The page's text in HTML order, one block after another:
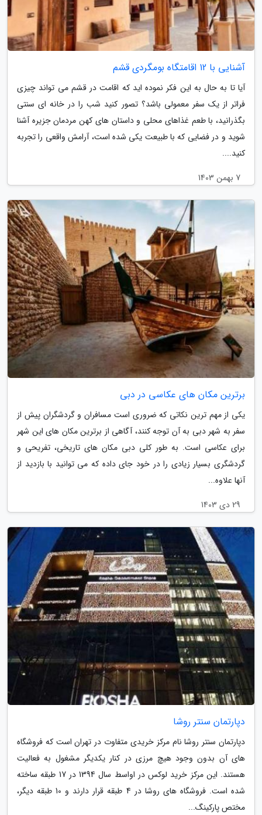
آشنایی با 12 اقامتگاه بومگردی قشم
آیا تا به حال به این فکر نموده اید که اقامت در قشم می تواند چیزی
فراتر از یک سفر معمولی باشد؟ تصور کنید شب را در خانه ای سنتی
بگذرانید، با طعم غذاهای محلی و داستان های کهن مردمان جزیره آشنا
شوید و در فضایی که با طبیعت یکی شده است، آرامش واقعی را تجربه
کنید....
7 بهمن 1403
برترین مکان های عکاسی در دبی
یکی از مهم ترین نکاتی که ضروری است مسافران و گردشگران پیش از
سفر به شهر دبی به آن توجه کنند، آگاهی از برترین مکان های این شهر
برای عکاسی است. به طور کلی دبی مکان های تاریخی، تفریحی و
گردشگری بسیار زیادی را در خود جای داده که می توانید با بازدید از
آنها علاوه...
29 دی 1403
دپارتمان سنتر روشا
دپارتمان سنتر روشا نام مرکز خریدی متفاوت در تهران است که فروشگاه
های آن بدون وجود هیچ مرزی در کنار یکدیگر مشغول به فعالیت
هستند. این مرکز خرید لوکس در اواسط سال 1394 در 17 طبقه ساخته
شده است. فروشگاه های روشا در 4 طبقه قرار دارند و 10 طبقه دیگر،
مختص پارکینگ...